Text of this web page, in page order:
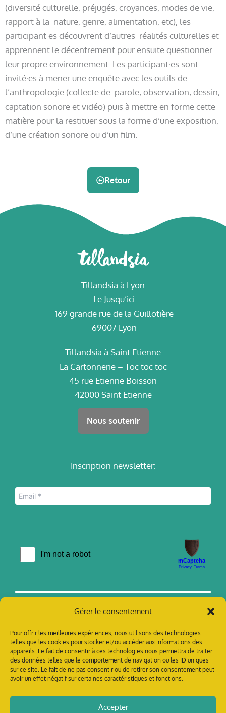
Gérer le consentement
Pour offrir les meilleures expériences, nous utilisons des technologies
telles que les cookies pour stocker et/ou accéder aux informations des
appareils. Le fait de consentir à ces technologies nous permettra de traiter
des données telles que le comportement de navigation ou les ID uniques
sur ce site. Le fait de ne pas consentir ou de retirer son consentement peut
avoir un effet négatif sur certaines caractéristiques et fonctions.
Accepter
(diversité culturelle, préjugés, croyances, modes de vie,
rapport à la nature, genre, alimentation, etc), les
participant·es découvrent d’autres réalités culturelles et
apprennent le décentrement pour ensuite questionner
leur propre environnement. Les participant·es sont
invité·es à mener une enquête avec les outils de
l’anthropologie (collecte de parole, observation, dessin,
captation sonore et vidéo) puis à mettre en forme cette
matière pour la restituer sous la forme d’une exposition,
d’une création sonore ou d’un film.
Retour
Tillandsia à Lyon
Le Jusqu’ici
169 grande rue de la Guillotière
69007 Lyon
Tillandsia à Saint Etienne
La Cartonnerie – Toc toc toc
45 rue Etienne Boisson
42000 Saint Etienne
Nous soutenir
Inscription newsletter:
contact @ tillandsia-prod.org